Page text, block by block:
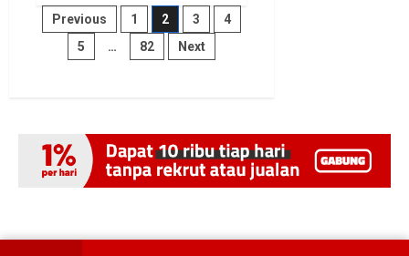
Kaltara
Identifikasi
Aset
Tak
Produktif,
Paginasi
pos
Previous 1 2 3
4
5
… 82 Next